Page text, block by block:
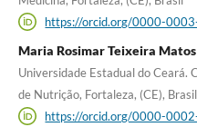
https://orcid.org/0000-
Maria Rosimar Teixeira Matos
Universidade Estadual do Ceará.
de Nutrição, Fortaleza, (CE), Brasil
https://orcid.org/0000-